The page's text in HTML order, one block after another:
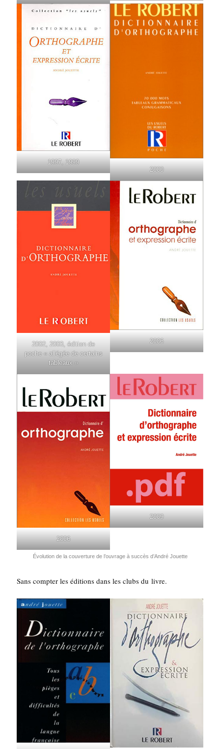
1997, 1999
2000
2002, 2003, édi­tion de
poche « allé­gée de cer­tains
tableaux »
2006
2006
2009
Évo­lu­tion de la cou­ver­ture de l’ou­vrage à suc­cès d’An­dré Jouette
Sans comp­ter les édi­tions dans les clubs du livre.